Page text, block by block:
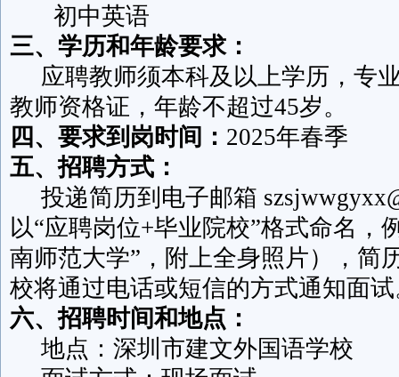
初中英语
三、学历和年龄要求：
应聘教师须本科及以上学历，专
教师资格证，年龄不超过45岁。
四、要求到岗时间： 2025年春季
五、招聘方式：
投递简历到电子邮箱
以“应聘岗位+毕业院校”格式命名，
南师范大学”，附上全身照片），简
校将通过电话或短信的方式通知面
六、招聘时间和地点：
地点：深圳市建文外国语学校